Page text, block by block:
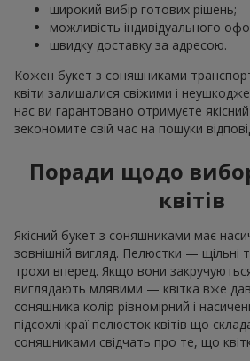
широкий вибір готових рішень;
можливість індивідуального
швидку доставку за адресою.
Кожен букет з соняшниками
квіти залишалися свіжими і
нас ви гарантовано отримуєте якісний
зекономите свій час на пошуки
Поради щодо
квітів
Якісний букет з соняшниками має
зовнішній вигляд. Пелюстки — щільні
трохи вперед. Якщо вони
виглядають млявими — квітка вже
соняшника колір рівномірний і
підсохлі краї пелюсток квітів що
соняшниками свідчать про те, що